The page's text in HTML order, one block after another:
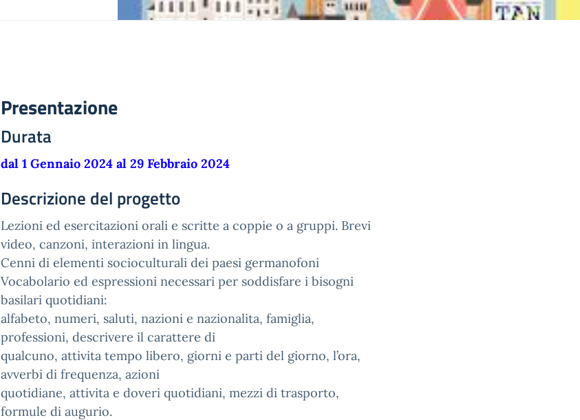
Presentazione
Durata
dal 1 Gennaio 2024 al 29 Febbraio 2024
Descrizione del progetto
Lezioni ed esercitazioni orali e scritte a coppie o a gruppi. Brevi
video, canzoni, interazioni in lingua.
Cenni di elementi socioculturali dei paesi germanofoni
Vocabolario ed espressioni necessari per soddisfare i bisogni
basilari quotidiani:
alfabeto, numeri, saluti, nazioni e nazionalita, famiglia,
professioni, descrivere il carattere di
qualcuno, attivita tempo libero, giorni e parti del giorno, l’ora,
avverbi di frequenza, azioni
quotidiane, attivita e doveri quotidiani, mezzi di trasporto,
formule di augurio.